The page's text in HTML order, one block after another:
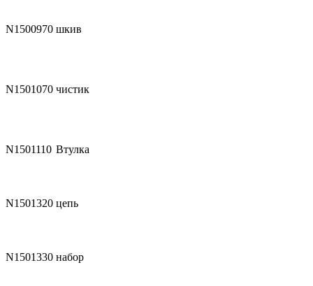
N1500970 шкив
N1501070 чистик
N1501110 Втулка
N1501320 цепь
N1501330 набор